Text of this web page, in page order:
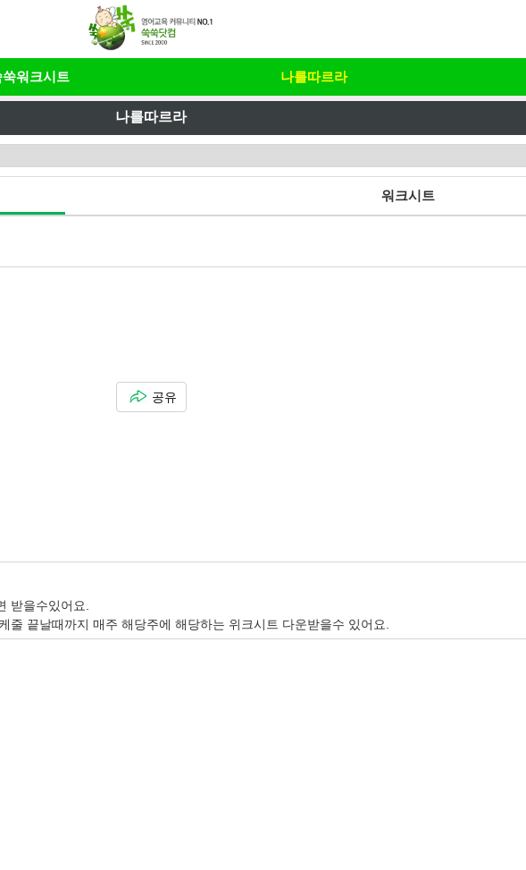
쑥워크시트 나를따르라
나를따르라
워크시트
공유
받을수있어요.
끝날때까지 매주 해당주에 해당하는 위크시트 다운받을수 있어요.